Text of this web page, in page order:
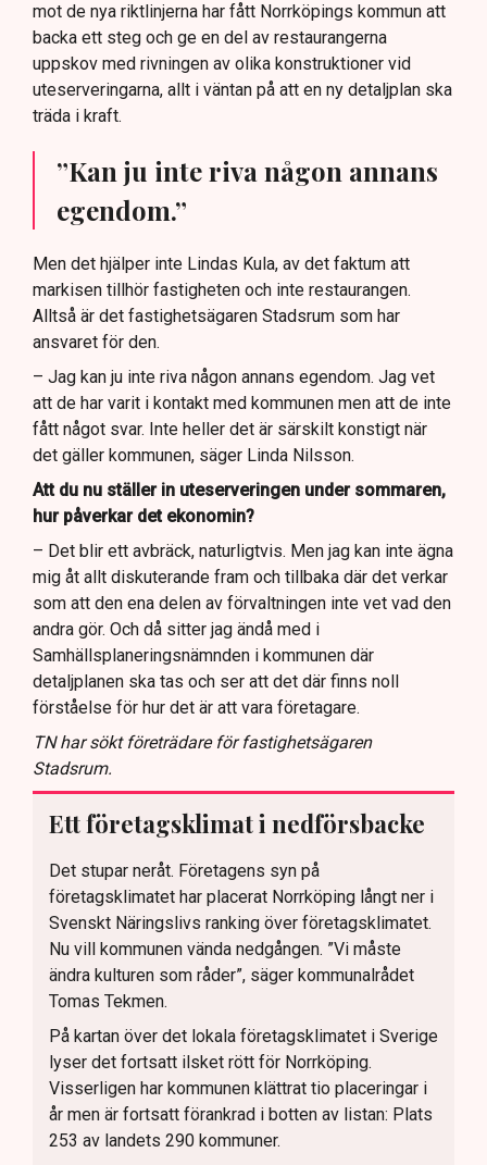
mot de nya riktlinjerna har fått Norrköpings kommun att
backa ett steg och ge en del av restaurangerna
uppskov med rivningen av olika konstruktioner vid
uteserveringarna, allt i väntan på att en ny detaljplan ska
träda i kraft.
”Kan ju inte riva någon annans
egendom.”
Men det hjälper inte Lindas Kula, av det faktum att
markisen tillhör fastigheten och inte restaurangen.
Alltså är det fastighetsägaren Stadsrum som har
ansvaret för den.
– Jag kan ju inte riva någon annans egendom. Jag vet
att de har varit i kontakt med kommunen men att de inte
fått något svar. Inte heller det är särskilt konstigt när
det gäller kommunen, säger Linda Nilsson.
Att du nu ställer in uteserveringen under sommaren,
hur påverkar det ekonomin?
– Det blir ett avbräck, naturligtvis. Men jag kan inte ägna
mig åt allt diskuterande fram och tillbaka där det verkar
som att den ena delen av förvaltningen inte vet vad den
andra gör. Och då sitter jag ändå med i
Samhällsplaneringsnämnden i kommunen där
detaljplanen ska tas och ser att det där finns noll
förståelse för hur det är att vara företagare.
TN har sökt företrädare för fastighetsägaren
Stadsrum.
Ett företagsklimat i nedförsbacke
Det stupar neråt. Företagens syn på
företagsklimatet har placerat Norrköping långt ner i
Svenskt Näringslivs ranking över företagsklimatet.
Nu vill kommunen vända nedgången. ”Vi måste
ändra kulturen som råder”, säger kommunalrådet
Tomas Tekmen.
På kartan över det lokala företagsklimatet i Sverige
lyser det fortsatt ilsket rött för Norrköping.
Visserligen har kommunen klättrat tio placeringar i
år men är fortsatt förankrad i botten av listan: Plats
253 av landets 290 kommuner.